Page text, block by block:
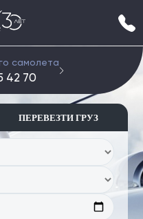
самолета
42 70 +7
ПЕРЕВЕЗТИ ГРУЗ